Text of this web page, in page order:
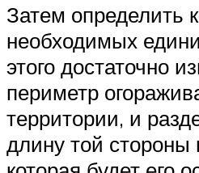
Затем определить
необходимых
этого достаточно
периметр
территории, и
длину той стороны